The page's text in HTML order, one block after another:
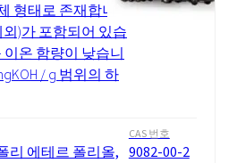
형태로 존재합니
외)가 포함되어 있습
온 함량이 낮습니
/ g 범위의 하
리 에테르 폴리올,
CAS 번호
9082-00-2